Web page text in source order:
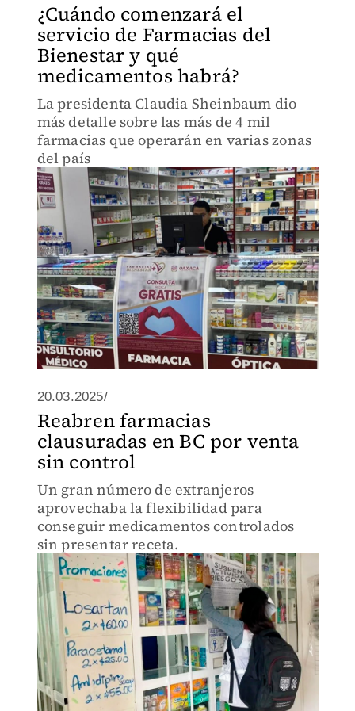
¿Cuándo comenzará el
servicio de Farmacias del
Bienestar y qué
medicamentos habrá?
La presidenta Claudia Sheinbaum dio
más detalle sobre las más de 4 mil
farmacias que operarán en varias zonas
del país
20.03.2025/
Reabren farmacias
clausuradas en BC por venta
sin control
Un gran número de extranjeros
aprovechaba la flexibilidad para
conseguir medicamentos controlados
sin presentar receta.